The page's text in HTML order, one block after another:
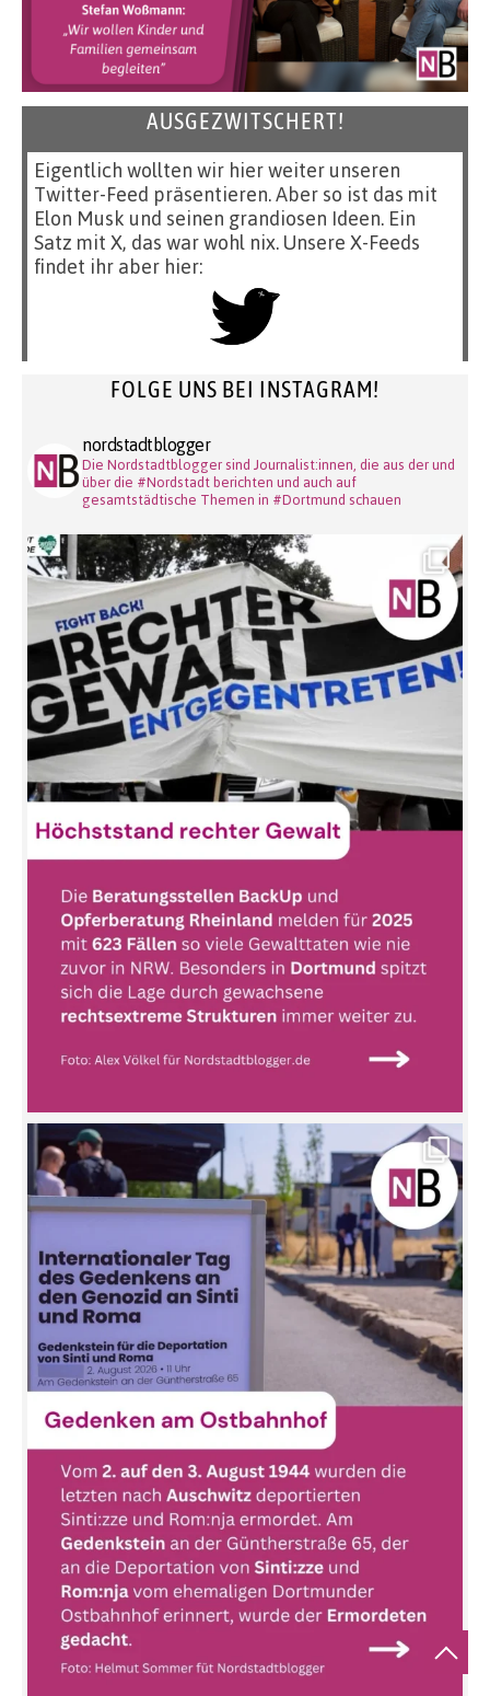
AUSGEZWITSCHERT!
Eigentlich wollten wir hier weiter unseren
Twitter-Feed präsentieren. Aber so ist das mit
Elon Musk und seinen grandiosen Ideen. Ein
Satz mit X, das war wohl nix. Unsere X-Feeds
findet ihr aber hier:
FOLGE UNS BEI INSTAGRAM!
nordstadtblogger
Die Nordstadtblogger sind Journalist:innen, die aus der und
über die #Nordstadt berichten und auch auf
gesamtstädtische Themen in #Dortmund schauen